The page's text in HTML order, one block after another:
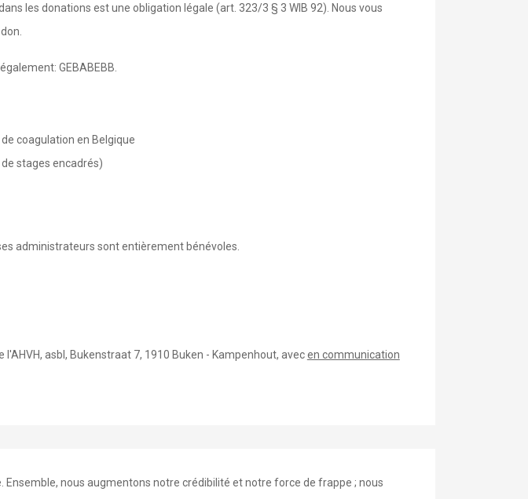
les donations est une obligation légale (art. 323/3 § 3 WIB 92). Nous vous
GEBABEBB.
coagulation en Belgique
stages encadrés)
administrateurs sont entièrement bénévoles.
l'AHVH, asbl, Bukenstraat 7, 1910 Buken - Kampenhout, avecen communication
nous augmentons notre crédibilité et notre force de frappe ; nous